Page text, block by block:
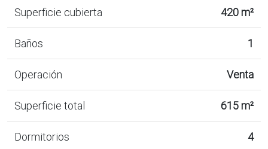
Superficie cubierta 420 m²
Baños 1
Operación Venta
Superficie total 615 m²
Dormitorios 4